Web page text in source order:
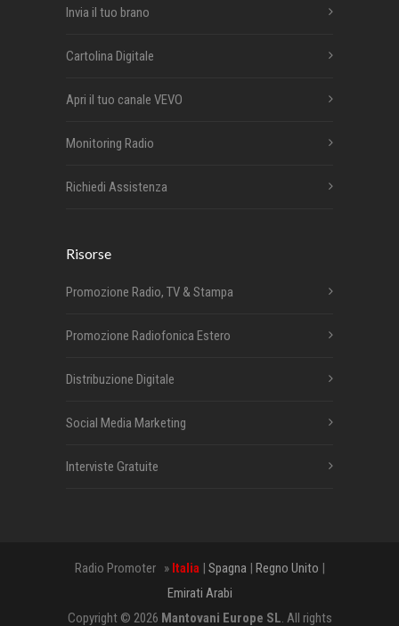
Invia il tuo brano
Cartolina Digitale
Apri il tuo canale VEVO
Monitoring Radio
Richiedi Assistenza
Risorse
Promozione Radio, TV & Stampa
Promozione Radiofonica Estero
Distribuzione Digitale
Social Media Marketing
Interviste Gratuite
Radio Promoter » Italia| Spagna | Regno Unito |
Emirati Arabi
Copyright © 2026 Mantovani Europe SL. All rights